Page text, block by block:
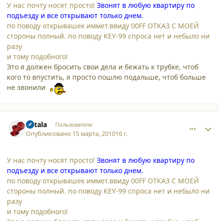
У нас почту носят просто! Звонят в любую квартиру по
подъезду и все открывают только днем.
по поводу открывашек иммет.ввиду 00FF ОТКАЗ С МОЕЙ
стороны полный. по поводу KEY-99 спроса нет и небыло ни
разу
и тому подобного!
Это я должен бросить свои дела и бежать к трубке, чтоб
кого то впустить, я просто пошлю подальше, чтоб больше
не звонили
katala Пользователи
Опубликовано 15 марта, 201016 г.
У нас почту носят просто! Звонят в любую квартиру по
подъезду и все открывают только днем.
по поводу открывашек иммет.ввиду 00FF ОТКАЗ С МОЕЙ
стороны полный. по поводу KEY-99 спроса нет и небыло ни
разу
и тому подобного!